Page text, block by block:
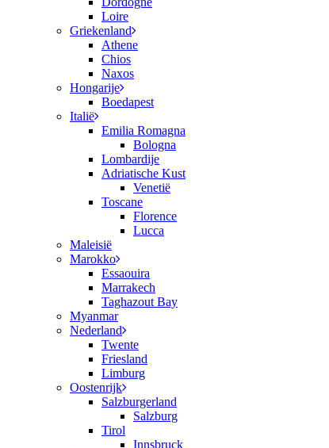
Loire
Griekenland
Athene
Chios
Naxos
Hongarije
Boedapest
Italië
Emilia Romagna
Bologna
Lombardije
Adriatische Kust
Venetië
Toscane
Florence
Lucca
Maleisië
Marokko
Essaouira
Marrakech
Taghazout Bay
Myanmar
Nederland
Twente
Friesland
Limburg
Oostenrijk
Salzburgerland
Salzburg
Tirol
Innsbruck